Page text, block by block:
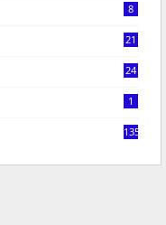
8
21
24
1
1350